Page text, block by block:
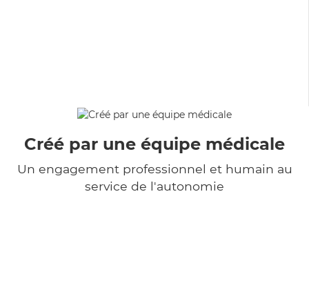
Créé par une équipe médicale
Un engagement professionnel et humain au
service de l'autonomie